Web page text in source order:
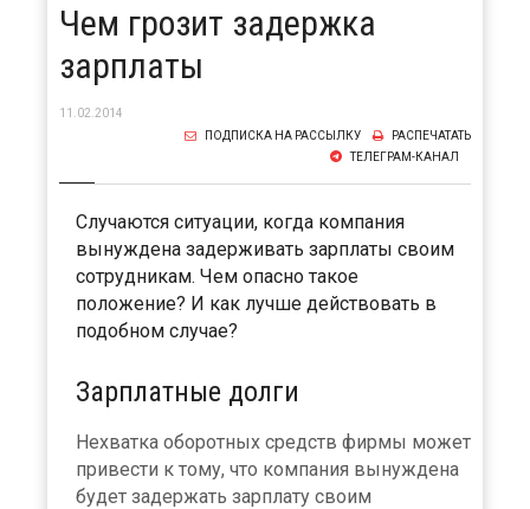
Чем грозит задержка
зарплаты
11.02.2014
РАСПЕЧАТАТЬ
ПОДПИСКА НА РАССЫЛКУ
ТЕЛЕГРАМ-КАНАЛ
Случаются ситуации, когда компания
вынуждена задерживать зарплаты своим
сотрудникам. Чем опасно такое
положение? И как лучше действовать в
подобном случае?
Зарплатные долги
Нехватка оборотных средств фирмы может
привести к тому, что компания вынуждена
будет задержать зарплату своим